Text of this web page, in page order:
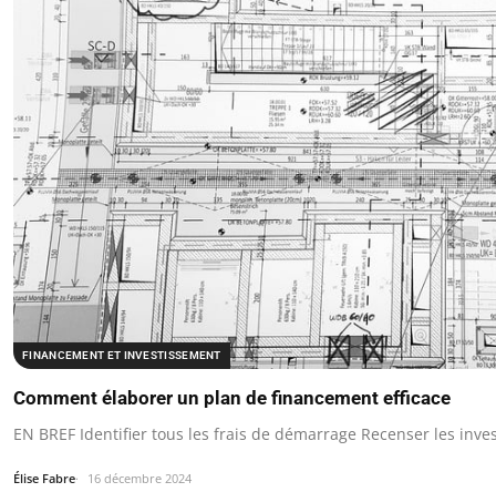
FINANCEMENT ET INVESTISSEMENT
Comment élaborer un plan de financement efficace
EN BREF Identifier tous les frais de démarrage Recenser les
Élise Fabre 16 décembre 2024